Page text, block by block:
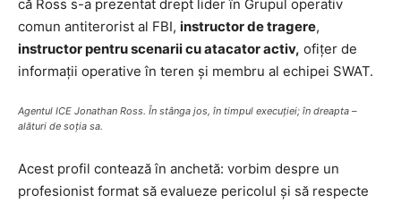
că Ross s-a prezentat drept lider în Grupul operativ
comun antiterorist al FBI, instructor de tragere,
instructor pentru scenarii cu atacator activ, ofițer de
informații operative în teren și membru al echipei SWAT.
Agentul ICE Jonathan Ross. În stânga jos, în timpul execuției; în dreapta –
alături de soția sa.
Acest profil contează în anchetă: vorbim despre un
profesionist format să evalueze pericolul și să respecte